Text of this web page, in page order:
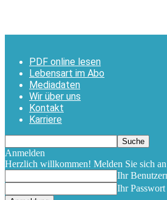
PDF online lesen
Lebensart im Abo
Mediadaten
Wir über uns
Kontakt
Karriere
Anmelden
Herzlich willkommen! Melden Sie sich an
Ihr
Ihr Passwort